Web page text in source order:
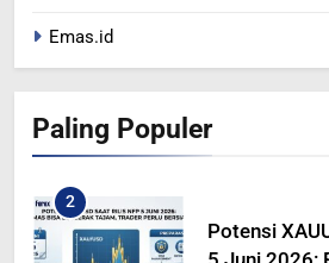
Emas.id
Paling Populer
1
Peta Makro
Dampak
Terhadap
Uang
BERITA FOREX
2
Potensi